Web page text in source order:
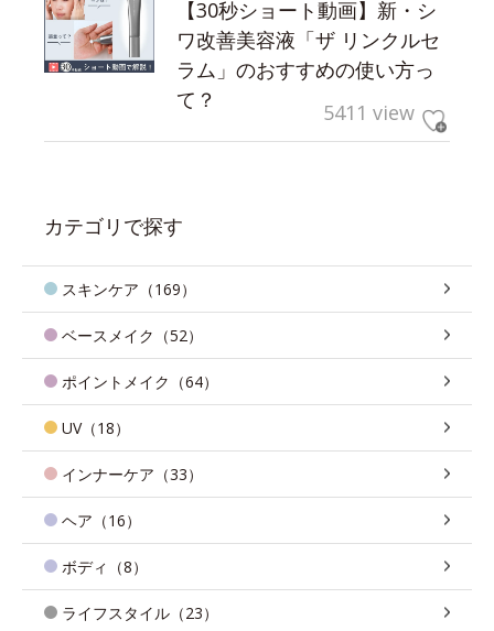
【30秒ショート動画】新・シ
ワ改善美容液「ザ リンクルセ
ラム」のおすすめの使い方っ
て？
5411 view
カテゴリで探す
スキンケア（169）
ベースメイク（52）
ポイントメイク（64）
UV（18）
インナーケア（33）
ヘア（16）
ボディ（8）
ライフスタイル（23）